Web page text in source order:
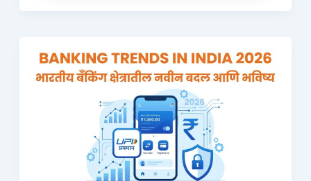
Trends
in
India
2026:
भारतीय
बँकिंग